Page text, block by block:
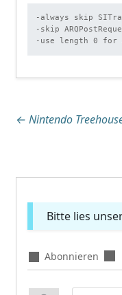
-always skip
-skip
-use length 0 for
← Nintendo
Bitte lies
Abonnieren